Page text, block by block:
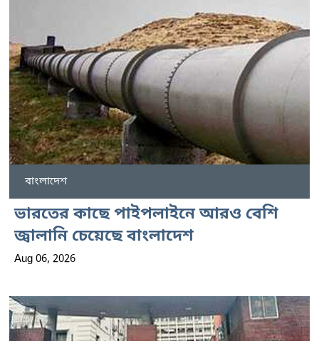
বাংলাদেশ
ভারতের কাছে পাইপলাইনে আরও বেশি
জ্বালানি চেয়েছে বাংলাদেশ
Aug 06, 2026